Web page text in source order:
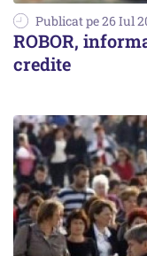
Publicat pe 26 Iul
ROBOR,
credite